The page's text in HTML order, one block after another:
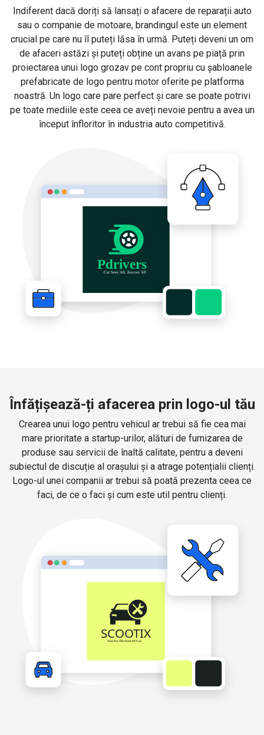
Indiferent dacă doriți să lansați o afacere de reparații auto
sau o companie de motoare, brandingul este un element
crucial pe care nu îl puteți lăsa în urmă. Puteți deveni un om
de afaceri astăzi și puteți obține un avans pe piață prin
proiectarea unui logo grozav pe cont propriu cu șabloanele
prefabricate de logo pentru motor oferite pe platforma
noastră. Un logo care pare perfect și care se poate potrivi
pe toate mediile este ceea ce aveți nevoie pentru a avea un
început înfloritor în industria auto competitivă.
Înfățișează-ți afacerea prin logo-ul tău
Crearea unui logo pentru vehicul ar trebui să fie cea mai
mare prioritate a startup-urilor, alături de furnizarea de
produse sau servicii de înaltă calitate, pentru a deveni
subiectul de discuție al orașului și a atrage potențialii clienți.
Logo-ul unei companii ar trebui să poată prezenta ceea ce
faci, de ce o faci și cum este util pentru clienți.